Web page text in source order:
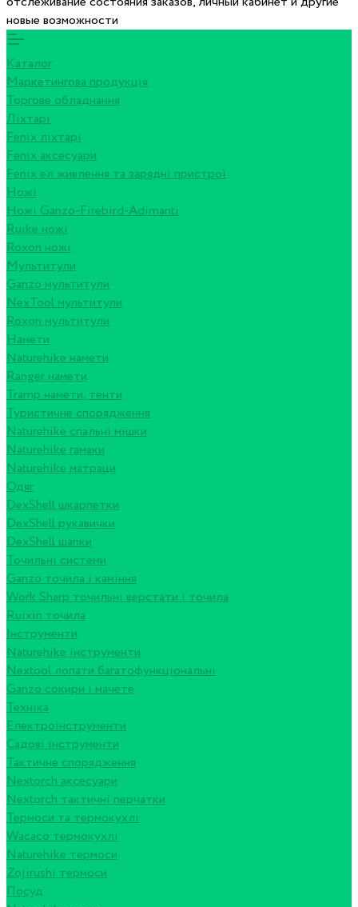
новые возможности
Каталог
Маркетингова продукція
Торгове обладнання
Ліхтарі
Fenix ліхтарі
Fenix аксесуари
Fenix ел живлення та зарядні пристрої
Ножі
Ножі Ganzo-Firebird-Adimanti
Ruike ножі
Roxon ножi
Мультитули
Ganzo мультитули
NexTool мультитули
Roxon мультитули
Намети
Naturehike намети
Ranger намети
Tramp намети, тенти
Туристичне спорядження
Naturehike спальні мішки
Naturehike гамаки
Naturehike матраци
Одяг
DexShell шкарпетки
DexShell рукавички
DexShell шапки
Точильні системи
Ganzo точила і каміння
Work Sharp точильні верстати і точила
Ruixin точила
Інструменти
Naturehike інструменти
Nextool лопати багатофункціональні
Ganzo сокири і мачете
Техніка
Електроінструменти
Садові інструменти
Тактичне спорядження
Nextorch аксесуари
Nextorch тактичні перчатки
Термоси та термокухлі
Wacaco термокухлі
Naturehike термоси
Zojirushi термоси
Посуд